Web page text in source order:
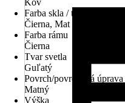
Kov
Farba skla / tienidla
Čierna, Mat
Farba rámu
Čierna
Tvar svetla
Guľatý
Povrch/povrchová úprava
Matný
Výška